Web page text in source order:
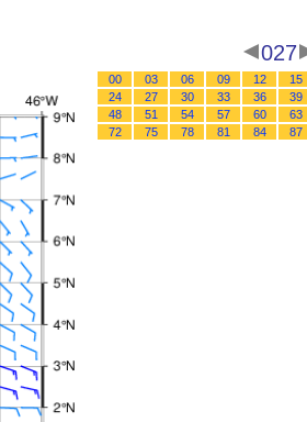
027
00 03 06 09 12 15
24
27 30 33 36 39
48
51 54 57 60 63
72
75 78 81 84 87